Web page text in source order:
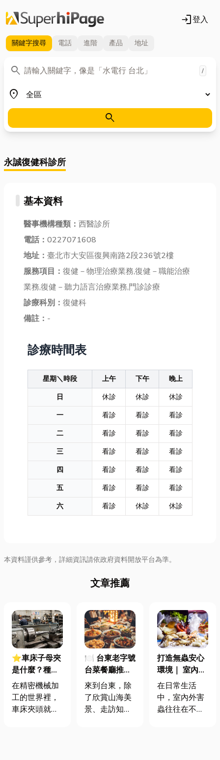
login登入
關鍵字搜尋 電話 進階 產品 地址
search
關鍵字 /
place
地區
search
永誠復健科診所
基本資料
醫事機構種類： 西醫診所
電話： 0227071608
地址： 臺北市大安區復興南路2段236號2樓
服務項目： 復健－物理治療業務,復健－職能治療
業務,復健－聽力語言治療業務,門診診療
診療科別： 復健科
備註： -
診療時間表
星期＼時段 上午 下午
晚上
日
休診 休診
休診
一
看診 看診
看診
二
看診 看診
看診
三
看診 看診
看診
四
看診 看診
看診
五
看診 看診
看診
六
看診 休診 休診
本資料謹供參考，詳細資訊請依政府資料開放平台為準。
文章推薦
⭐車床子母夾
是什麼？種
類、規格挑選
與台灣採購推
薦完整指南
在精密機械加
工的世界裡，
車床夾頭就像
🍽️ 台東老字號
台菜餐廳推薦
｜在地人聚餐
首選，經典合
菜一次滿足
來到台東，除
了欣賞山海美
景、走訪知名
打造無蟲安心
環境｜ 室內外
害蟲防治全攻
略
在日常生活
中，室內外害
蟲往往在不知